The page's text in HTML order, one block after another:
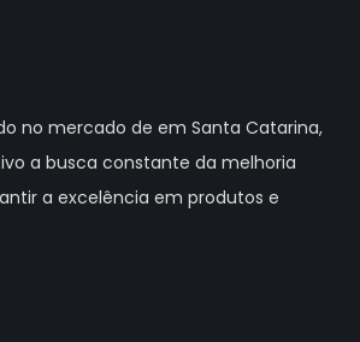
no mercado de em Santa Catarina,
a busca constante da melhoria
a excelência em produtos e